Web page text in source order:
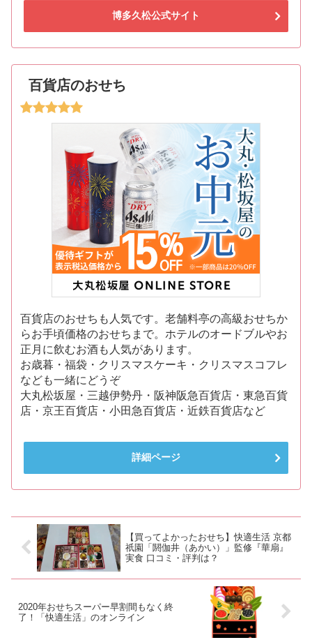
博多久松公式サイト
百貨店のおせち
百貨店のおせちも人気です。老舗料亭の高級おせちか
らお手頃価格のおせちまで。ホテルのオードブルやお
正月に飲むお酒も人気があります。
お歳暮・福袋・クリスマスケーキ・クリスマスコフレ
なども一緒にどうぞ
大丸松坂屋・三越伊勢丹・阪神阪急百貨店・東急百貨
店・京王百貨店・小田急百貨店・近鉄百貨店など
詳細ページ
【買ってよかったおせち】快適生活 京都
祇園「閼伽井（あかい）」監修『華扇』
実食 口コミ・評判は？
2020年おせちスーパー早割間もなく終
了！「快適生活」のオンライン